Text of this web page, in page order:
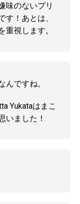
味のないプリ
す！あとは、
重視します。
んですね。
Yukataはまこ
いました！